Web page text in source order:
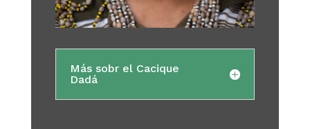
Más sobr el Cacique
Dadá